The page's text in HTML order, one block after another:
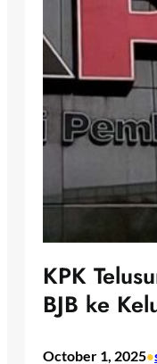
KPK
BJB ke
October 1, 2025•